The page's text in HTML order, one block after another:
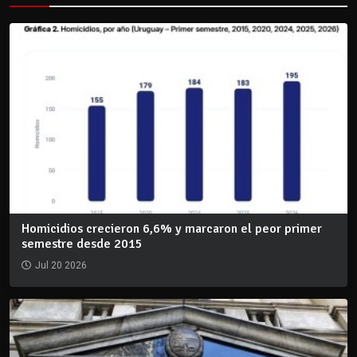
Homicidios crecieron 6,6% y marcaron el peor primer
semestre desde 2015
Jul 20 2026